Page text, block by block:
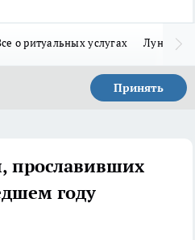
о ритуальных услугах Лунно-
Принять
прославивших
году